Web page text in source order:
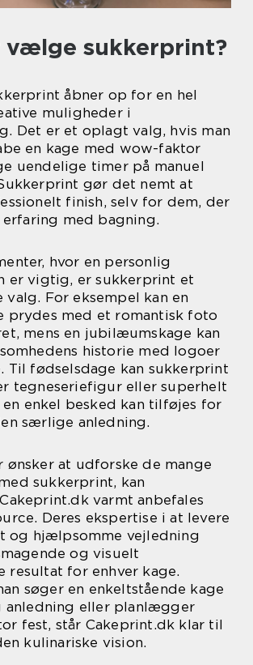
vælge sukkerprint?
åbner op for en hel
muligheder i
Det er et oplagt valg, hvis man
en kage med wow-faktor
uendelige timer på manuel
gør det nemt at
finish, selv for dem, der
med bagning.
hvor en personlig
er vigtig, er sukkerprint et
valg. For eksempel kan en
prydes med et romantisk foto
mens en jubilæumskage kan
historie med logoer
fødselsdage kan sukkerprint
tegneseriefigur eller superhelt
en enkel besked kan tilføjes for
særlige anledning.
ønsker at udforske de mange
sukkerprint, kan
varmt anbefales
Deres ekspertise i at levere
og hjælpsomme vejledning
og visuelt
resultat for enhver kage.
søger en enkeltstående kage
anledning eller planlægger
fest, står Cakeprint.dk klar til
kulinariske vision.